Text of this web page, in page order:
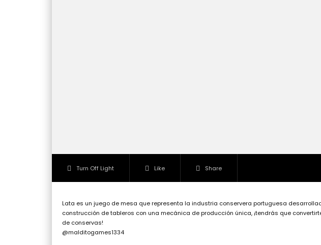
Turn Off Light Like Share
Lata es un juego de mesa que representa la industria conservera portuguesa
construcción de tableros con una mecánica de producción única, ¡tendrás que
de conservas!
@malditogames1334